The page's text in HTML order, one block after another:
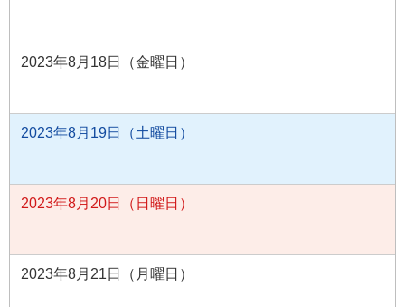
2023年8月18日（金曜日）
2023年8月19日（土曜日）
2023年8月20日（日曜日）
2023年8月21日（月曜日）